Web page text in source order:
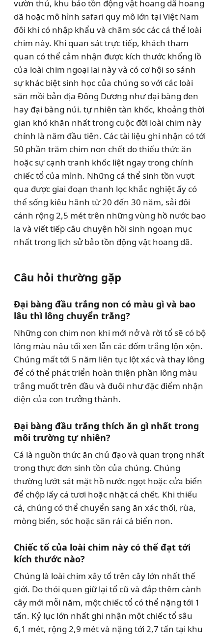
vườn thú, khu bảo tồn động vật hoang dã hoang
dã hoặc mô hình safari quy mô lớn tại Việt Nam
đôi khi có nhập khẩu và chăm sóc các cá thể loài
chim này. Khi quan sát trực tiếp, khách tham
quan có thể cảm nhận được kích thước khổng lồ
của loài chim ngoại lai này và có cơ hội so sánh
sự khác biệt sinh học của chúng so với các loài
săn mồi bản địa Đông Dương như đại bàng đen
hay đại bàng núi. tự nhiên tàn khốc, khoảng thời
gian khó khăn nhất trong cuộc đời loài chim này
chính là năm đầu tiên. Các tài liệu ghi nhận có tới
50 phần trăm chim non chết do thiếu thức ăn
hoặc sự cạnh tranh khốc liệt ngay trong chính
chiếc tổ của mình. Những cá thể sinh tồn vượt
qua được giai đoạn thanh lọc khắc nghiệt ấy có
thể sống kiêu hãnh từ 20 đến 30 năm, sải đôi
cánh rộng 2,5 mét trên những vùng hồ nước bao
la và viết tiếp câu chuyện hồi sinh ngoạn mục
nhất trong lịch sử bảo tồn động vật hoang dã.
Câu hỏi thường gặp
Đại bàng đầu trắng non có màu gì và bao
lâu thì lông chuyển trắng?
Những con chim non khi mới nở và rời tổ sẽ có bộ
lông màu nâu tối xen lẫn các đốm trắng lộn xộn.
Chúng mất tới 5 năm liên tục lột xác và thay lông
để có thể phát triển hoàn thiện phần lông màu
trắng muốt trên đầu và đuôi như đặc điểm nhận
diện của con trưởng thành.
Đại bàng đầu trắng thích ăn gì nhất trong
môi trường tự nhiên?
Cá là nguồn thức ăn chủ đạo và quan trọng nhất
trong thực đơn sinh tồn của chúng. Chúng
thường lướt sát mặt hồ nước ngọt hoặc cửa biển
để chộp lấy cá tươi hoặc nhặt cá chết. Khi thiếu
cá, chúng có thể chuyển sang ăn xác thối, rùa,
mòng biển, sóc hoặc săn rái cá biển non.
Chiếc tổ của loài chim này có thể đạt tới
kích thước nào?
Chúng là loài chim xây tổ trên cây lớn nhất thế
giới. Do thói quen giữ lại tổ cũ và đắp thêm cành
cây mới mỗi năm, một chiếc tổ có thể nặng tới 1
tấn. Kỷ lục lớn nhất ghi nhận một chiếc tổ sâu
6,1 mét, rộng 2,9 mét và nặng tới 2,7 tấn tại khu